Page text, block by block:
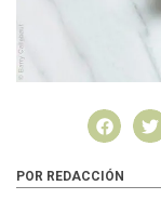
POR REDACCIÓN